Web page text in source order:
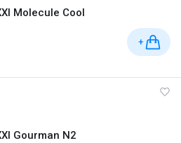
Molecule Cool
+
Gourman N2